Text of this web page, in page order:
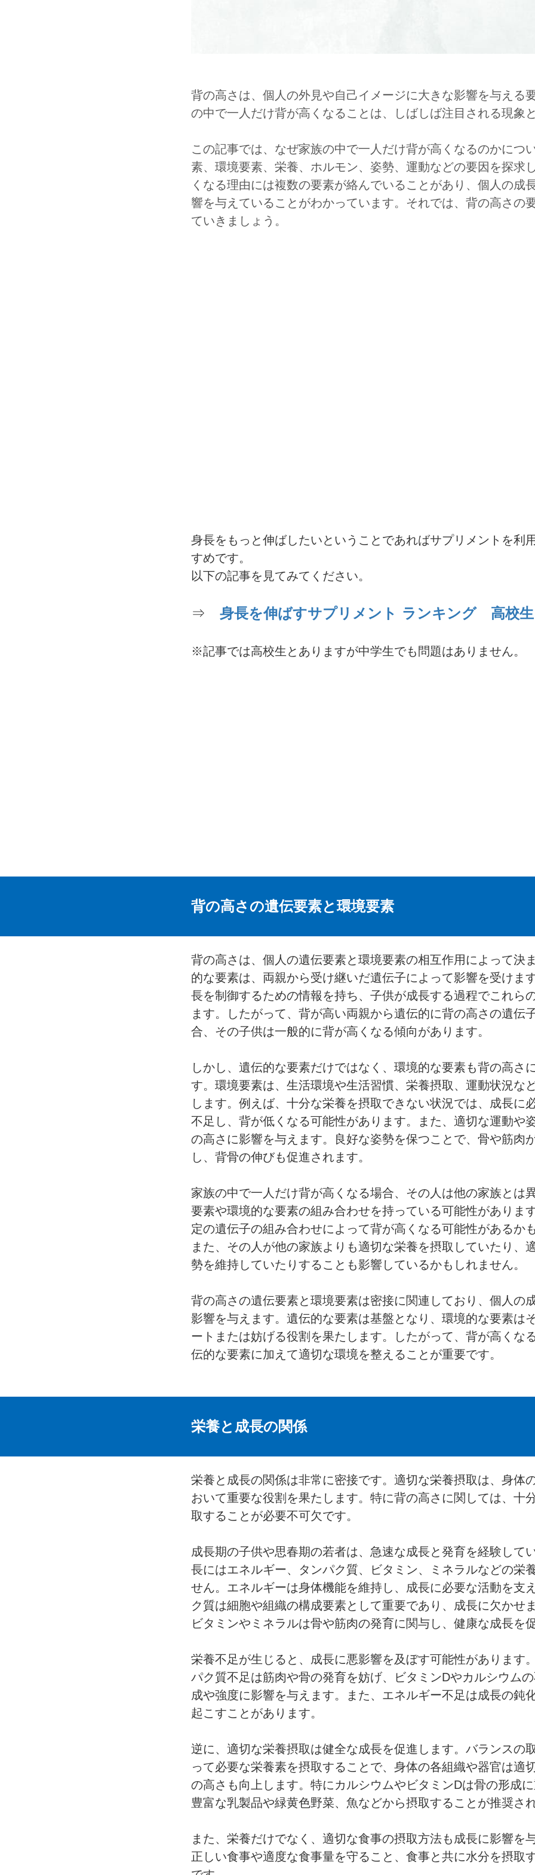
背の高さは、個人の外見や自己イメージに大きな影響を与える
の中で一人だけ背が高くなることは、しばしば注目される現象
この記事では、なぜ家族の中で一人だけ背が高くなるのかにつ
素、環境要素、栄養、ホルモン、姿勢、運動などの要因を探求
くなる理由には複数の要素が絡んでいることがあり、個人の成
響を与えていることがわかっています。それでは、背の高さの
ていきましょう。
身長をもっと伸ばしたいということであればサプリメントを利
すめです。
以下の記事を見てみてください。
⇒ 身長を伸ばすサプリメント ランキング 高校生
※記事では高校生とありますが中学生でも問題はありません。
背の高さの遺伝要素と環境要素
背の高さは、個人の遺伝要素と環境要素の相互作用によって決
的な要素は、両親から受け継いだ遺伝子によって影響を受けま
長を制御するための情報を持ち、子供が成長する過程でこれら
ます。したがって、背が高い両親から遺伝的に背の高さの遺伝
合、その子供は一般的に背が高くなる傾向があります。
しかし、遺伝的な要素だけではなく、環境的な要素も背の高さ
す。環境要素は、生活環境や生活習慣、栄養摂取、運動状況な
します。例えば、十分な栄養を摂取できない状況では、成長に
不足し、背が低くなる可能性があります。また、適切な運動や
の高さに影響を与えます。良好な姿勢を保つことで、骨や筋肉
し、背骨の伸びも促進されます。
家族の中で一人だけ背が高くなる場合、その人は他の家族とは
要素や環境的な要素の組み合わせを持っている可能性がありま
定の遺伝子の組み合わせによって背が高くなる可能性があるか
また、その人が他の家族よりも適切な栄養を摂取していたり、
勢を維持していたりすることも影響しているかもしれません。
背の高さの遺伝要素と環境要素は密接に関連しており、個人の
影響を与えます。遺伝的な要素は基盤となり、環境的な要素は
ートまたは妨げる役割を果たします。したがって、背が高くな
伝的な要素に加えて適切な環境を整えることが重要です。
栄養と成長の関係
栄養と成長の関係は非常に密接です。適切な栄養摂取は、身体
おいて重要な役割を果たします。特に背の高さに関しては、十
取することが必要不可欠です。
成長期の子供や思春期の若者は、急速な成長と発育を経験して
長にはエネルギー、タンパク質、ビタミン、ミネラルなどの栄
せん。エネルギーは身体機能を維持し、成長に必要な活動を支
ク質は細胞や組織の構成要素として重要であり、成長に欠かせ
ビタミンやミネラルは骨や筋肉の発育に関与し、健康な成長を
栄養不足が生じると、成長に悪影響を及ぼす可能性があります
パク質不足は筋肉や骨の発育を妨げ、ビタミンDやカルシウム
成や強度に影響を与えます。また、エネルギー不足は成長の鈍
起こすことがあります。
逆に、適切な栄養摂取は健全な成長を促進します。バランスの
って必要な栄養素を摂取することで、身体の各組織や器官は適
の高さも向上します。特にカルシウムやビタミンDは骨の形成に
豊富な乳製品や緑黄色野菜、魚などから摂取することが推奨され
また、栄養だけでなく、適切な食事の摂取方法も成長に影響を
正しい食事や適度な食事量を守ること、食事と共に水分を摂取